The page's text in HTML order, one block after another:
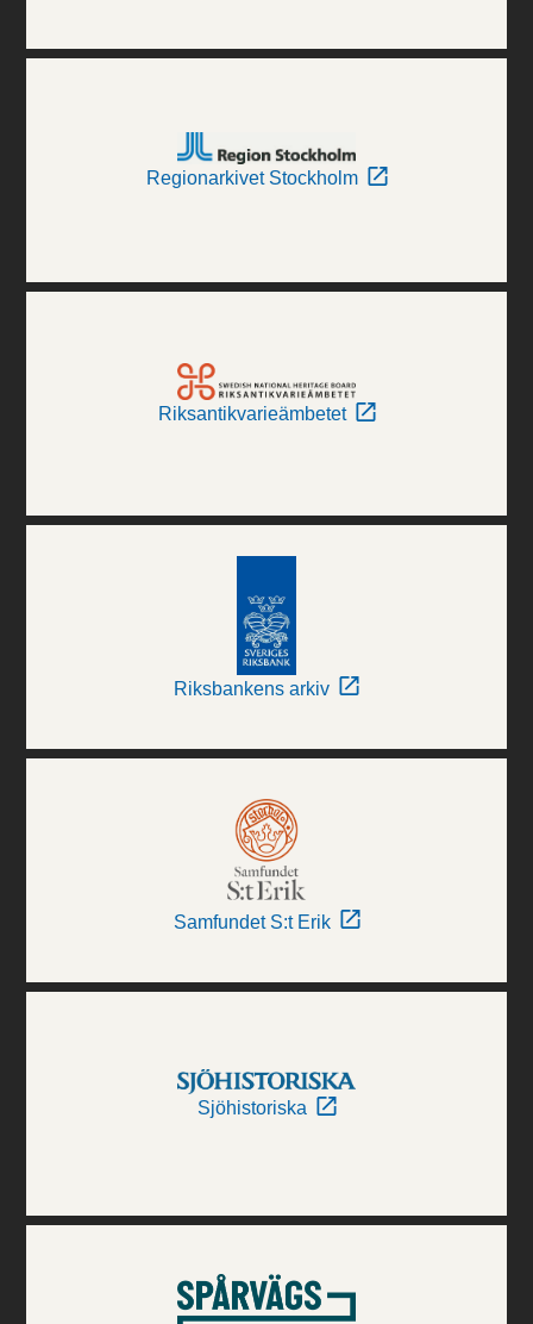
Regionarkivet Stockholm
Riksantikvarieämbetet
Riksbankens arkiv
Samfundet S:t Erik
Sjöhistoriska